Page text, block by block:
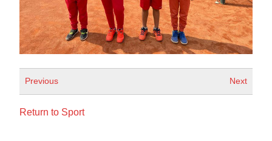
Previous Next
Return to Sport